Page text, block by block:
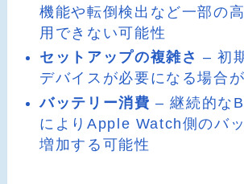
機能や転倒検出など一部の
用できない可能性
セットアップの複雑さ – 初
デバイスが必要になる場合
バッテリー消費 – 継続的な
によりApple Watch側のバ
増加する可能性